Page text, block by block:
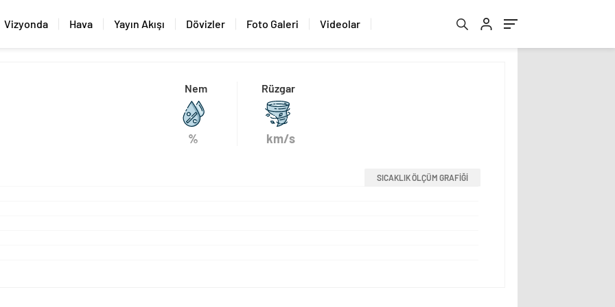
Vizyonda Hava Yayın Akışı Dövizler Foto Galeri Videolar
Nem
%
Rüzgar
km/s
SICAKLIK ÖLÇÜM GRAFİĞİ